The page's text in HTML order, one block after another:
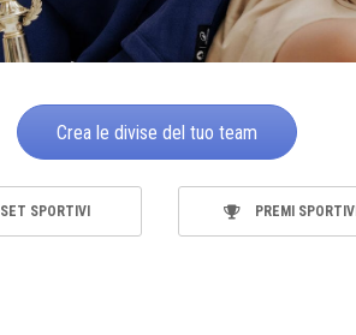
Crea le divise del tuo team
SET SPORTIVI PREMI SPORTIVI